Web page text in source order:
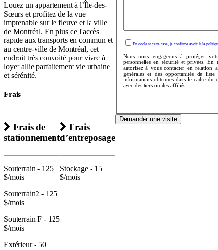
Louez un appartement à l’Île-des-
Sœurs et profitez de la vue
imprenable sur le fleuve et la ville
de Montréal. En plus de l'accès
rapide aux transports en commun et
au centre-ville de Montréal, cet
endroit très convoité pour vivre à
loyer allie parfaitement vie urbaine
et sérénité.
Frais
Frais de
stationnement
Souterrain - 125
$/mois
Souterrain2 - 125
$/mois
Souterrain F - 125
$/mois
Extérieur - 50
Frais
d’entreposage
Stockage - 15
$/mois
En cochant cette case, je confirme avoir lu la
Nous nous engageons à protéger
personnelles en sécurité et privées.
autorisez à vous contacter en relation
générales et des opportunités de
informations obtenues dans le cadre du
avec des tiers ou des affiliés.
Demander une visite